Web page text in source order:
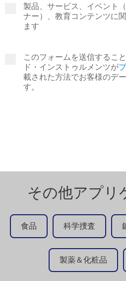
製品、サービス、イベント
ナー）、教育コンテンツに
ます
このフォームを送信するこ
ド・インストゥルメンツが
載された方法でお客様のデ
す。
その他アプリ
食品 科学捜査
製薬＆化粧品